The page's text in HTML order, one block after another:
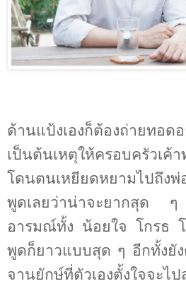
ด้านแป้งเองก็ต้องถ่ายทอด
เป็นต้นเหตุให้ครอบครัวเค้
โดนตนเหยียดหยามไปถึ
พูดเลยว่าน่าจะยากสุด ๆ
อารมณ์ทั้ง น้อยใจ โกรธ
พูดก็ยาวแบบสุด ๆ อีกทั้งยั
จานยักษ์ที่ตัวเองตั้งใจจ